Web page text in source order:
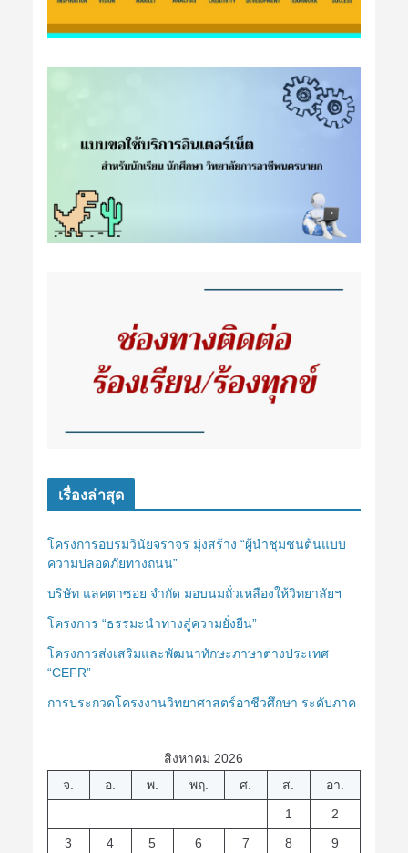
เรื่องล่าสุด
โครงการอบรมวินัยจราจร มุ่งสร้าง “ผู้นำชุมชนต้นแบบ
ความปลอดภัยทางถนน”
บริษัท แลคตาซอย จำกัด มอบนมถั่วเหลืองให้วิทยาลัยฯ
โครงการ “ธรรมะนำทางสู่ความยั่งยืน”
โครงการส่งเสริมและพัฒนาทักษะภาษาต่างประเทศ
“CEFR”
การประกวดโครงงานวิทยาศาสตร์อาชีวศึกษา ระดับภาค
สิงหาคม 2026
จ.
อ. พ. พฤ. ศ. ส.
อา.
1
2
3
4 5 6 7 8
9